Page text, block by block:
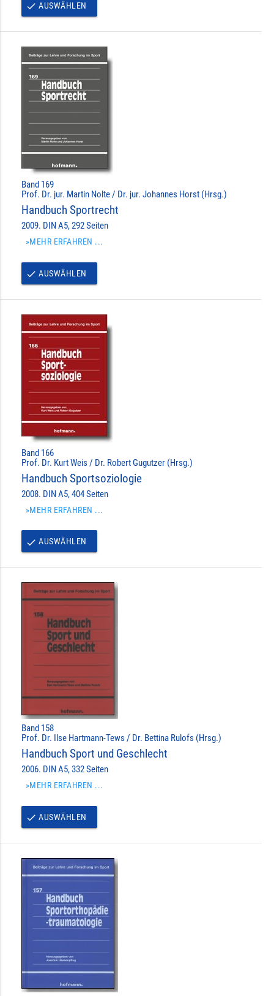
done AUSWÄHLEN
Band 169
Prof. Dr. jur. Martin Nolte / Dr. jur. Johannes Horst (Hrsg.)
Handbuch Sportrecht
2009. DIN A5, 292 Seiten
»MEHR ERFAHREN ...
done AUSWÄHLEN
Band 166
Prof. Dr. Kurt Weis / Dr. Robert Gugutzer (Hrsg.)
Handbuch Sportsoziologie
2008. DIN A5, 404 Seiten
»MEHR ERFAHREN ...
done AUSWÄHLEN
Band 158
Prof. Dr. Ilse Hartmann-Tews / Dr. Bettina Rulofs (Hrsg.)
Handbuch Sport und Geschlecht
2006. DIN A5, 332 Seiten
»MEHR ERFAHREN ...
done AUSWÄHLEN